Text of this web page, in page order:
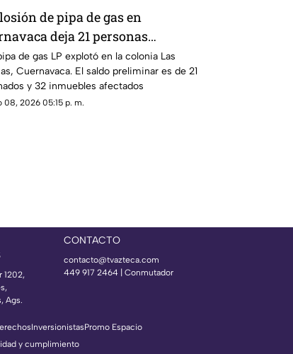
de pipa de gas en
deja 21 personas
de gas LP explotó en la colonia Las
Cuernavaca. El saldo preliminar es de 21
y 32 inmuebles afectados
08, 2026 05:15 p. m.
1202,
Ags.
CONTACTO
contacto@tvazteca.com
449 917 2464 | Conmutador
InversionistasPromo Espacio
y cumplimiento